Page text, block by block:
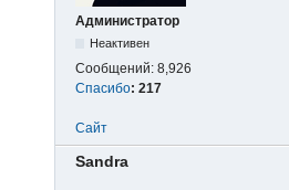
Администратор
Неактивен
Сообщений: 8,926
Спасибо: 217
Сайт
Sandra